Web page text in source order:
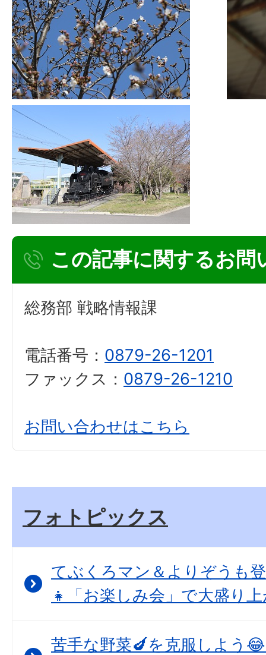
この記事に関するお問
総務部 戦略情報課
電話番号： 0879-26-1201
ファックス： 0879-26-1210
お問い合わせはこちら
フォトピックス
てぶくろマン＆よりぞうも
👧「お楽しみ会」で大盛り
苦手な野菜🍆を克服しよう